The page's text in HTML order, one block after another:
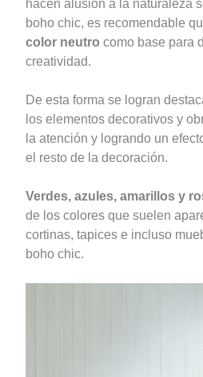
hacen alusión a la naturaleza
boho chic, es recomendable
color neutro como base para
creatividad.
De esta forma se logran
los elementos decorativos y
la atención y logrando un
el resto de la decoración.
Verdes, azules, amarillos y
de los colores que suelen
cortinas, tapices e incluso
boho chic.